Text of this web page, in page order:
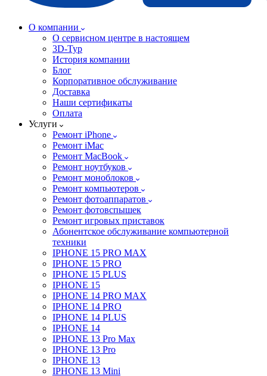
О компании
О сервисном центре в настоящем
3D-Тур
История компании
Блог
Корпоративное обслуживание
Доставка
Наши сертификаты
Оплата
Услуги
Ремонт iPhone
Ремонт iMac
Ремонт MacBook
Ремонт ноутбуков
Ремонт моноблоков
Ремонт компьютеров
Ремонт фотоаппаратов
Ремонт фотовспышек
Ремонт игровых приставок
Абонентское обслуживание компьютерной
техники
IPHONE 15 PRO MAX
IPHONE 15 PRO
IPHONE 15 PLUS
IPHONE 15
IPHONE 14 PRO MAX
IPHONE 14 PRO
IPHONE 14 PLUS
IPHONE 14
IPHONE 13 Pro Max
IPHONE 13 Pro
IPHONE 13
IPHONE 13 Mini